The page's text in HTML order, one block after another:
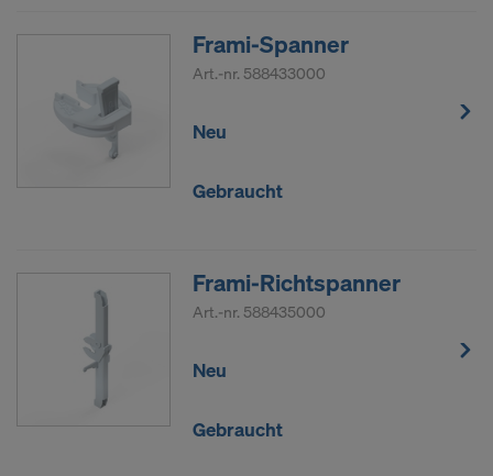
Frami-Spanner
Art.-nr. 588433000
Neu
Gebraucht
Frami-Richtspanner
Art.-nr. 588435000
Neu
Gebraucht